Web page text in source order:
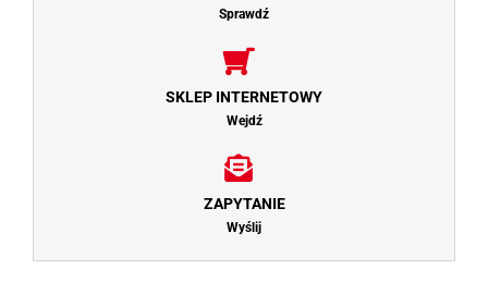
Sprawdź
SKLEP INTERNETOWY
Wejdź
ZAPYTANIE
Wyślij